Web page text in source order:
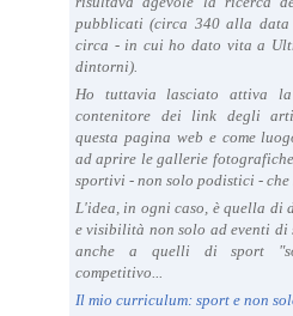
pubblicati (circa 340 alla data
circa - in cui ho dato vita a
dintorni).
Ho tuttavia lasciato attiva
contenitore dei link degli
questa pagina web e come
ad aprire le gallerie
sportivi - non solo podistici - che
L'idea, in ogni caso, è quella di
e visibilità non solo ad eventi di
anche a quelli di sport
competitivo...
Il mio curriculum: sport e non